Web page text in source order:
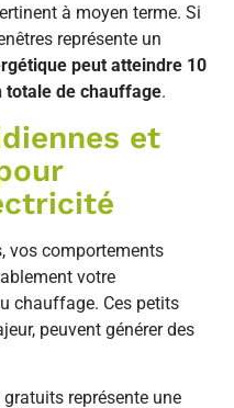
à moyen terme. Si
représente un
peut atteindre 10
totale de chauffage.
et
vos comportements
votre
chauffage. Ces petits
peuvent générer des
représente une